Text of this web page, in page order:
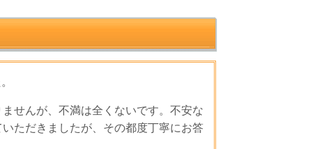
せんが、不満は全くないです。不安な
ただきましたが、その都度丁寧にお答